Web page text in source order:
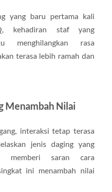
yang baru pertama kali
kehadiran staf yang
menghilangkan rasa
terasa lebih ramah dan
Menambah Nilai
interaksi tetap terasa
jenis daging yang
memberi saran cara
ini menambah nilai